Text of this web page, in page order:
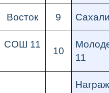
Восток 9
СОШ 11
10
11